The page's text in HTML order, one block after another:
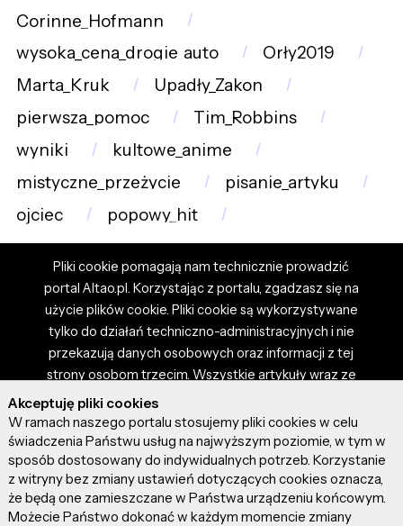
Corinne_Hofmann
wysoka_cena_drogie_auto
Orły2019
Marta_Kruk
Upadły_Zakon
pierwsza_pomoc
Tim_Robbins
wyniki
kultowe_anime
mistyczne_przeżycie
pisanie_artyku
ojciec
popowy_hit
Pliki cookie pomagają nam technicznie prowadzić
portal Altao.pl. Korzystając z portalu, zgadzasz się na
użycie plików cookie. Pliki cookie są wykorzystywane
tylko do działań techniczno-administracyjnych i nie
przekazują danych osobowych oraz informacji z tej
strony osobom trzecim. Wszystkie artykuły wraz ze
zdjęciami i materiałami dostępnymi na portalu są
własnością użytkowników. Administrator i właściciel
portalu nie ponosi odpowiedzialności za tresci
prezentowane przez autorów artykułów. Dodając
artykuł, zgadzasz się z regulaminem portalu oraz
ponosisz odpowiedzialność za wszystkie materiały
Akceptuję pliki cookies
W ramach naszego portalu stosujemy pliki cookies w celu
świadczenia Państwu usług na najwyższym poziomie, w tym w
sposób dostosowany do indywidualnych potrzeb. Korzystanie
z witryny bez zmiany ustawień dotyczących cookies oznacza,
że będą one zamieszczane w Państwa urządzeniu końcowym.
Możecie Państwo dokonać w każdym momencie zmiany